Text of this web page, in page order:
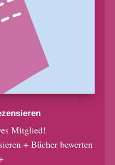
Mitglied!
+ Bücher bewerten